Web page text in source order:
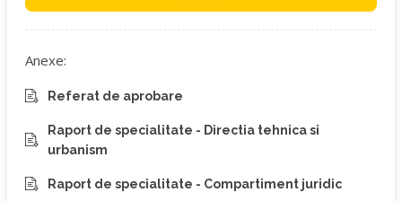
Anexe:
Referat de aprobare
Raport de specialitate - Directia tehnica si
urbanism
Raport de specialitate - Compartiment juridic